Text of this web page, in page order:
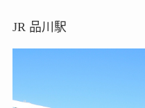
JR 品川駅